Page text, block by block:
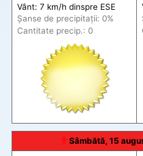
Vânt: 7 km/h dinspre ESE
Șanse de precipitații: 0%
Cantitate precip.: 0
🕆 Sâmbătă, 15